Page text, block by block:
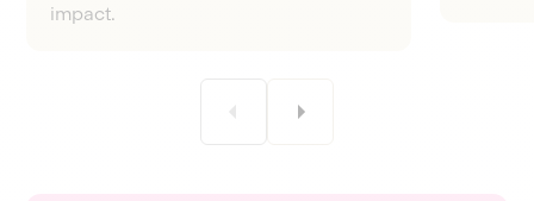
impact.